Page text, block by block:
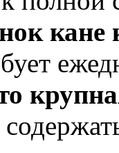
кане